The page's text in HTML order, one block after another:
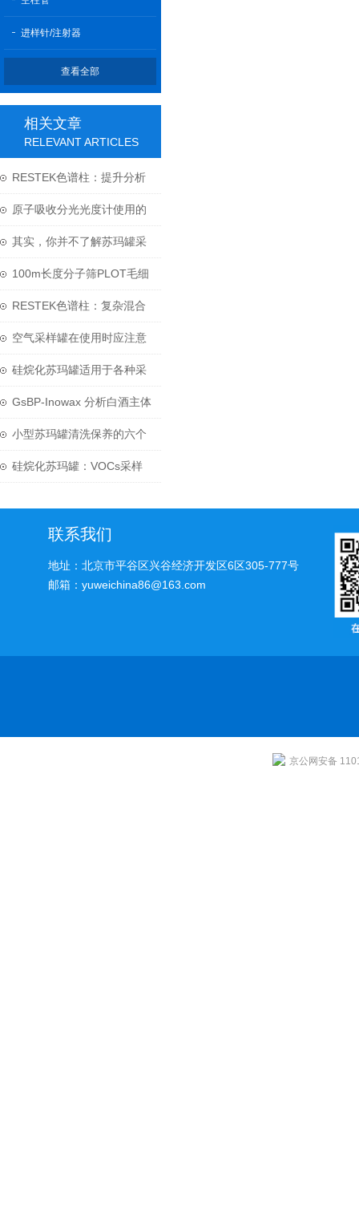
进样针/注射器
查看全部
相关文章
RELEVANT ARTICLES
RESTEK色谱柱：提升分析
精确性的革新之道
原子吸收分光光度计使用的
吸收池必须洁净
其实，你并不了解苏玛罐采
样定时器
100m长度分子筛PLOT毛细
柱应用于无机气体分析
RESTEK色谱柱：复杂混合
物分离科学的核心
空气采样罐在使用时应注意
以下几个方面
硅烷化苏玛罐适用于各种采
样的要求
GsBP-Inowax 分析白酒主体
香源物质
小型苏玛罐清洗保养的六个
步骤
硅烷化苏玛罐：VOCs采样
联系我们
地址：北京市平谷区兴谷经济开发区6区305-777号
邮箱：yuweichina86@163.com
京公网安备